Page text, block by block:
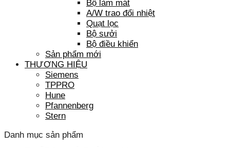
Bộ làm mát
A/W trao đổi nhiệt
Quạt lọc
Bộ sưởi
Bộ điều khiển
Sản phẩm mới
THƯƠNG HIỆU
Siemens
TPPRO
Hune
Pfannenberg
Stern
Danh mục sản phẩm